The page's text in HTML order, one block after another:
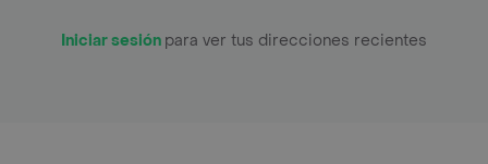
Iniciar sesión para ver tus direcciones recientes